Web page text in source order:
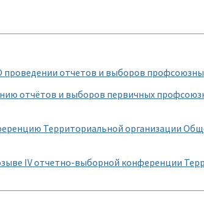
отчетов и выборов
отчётов и выборов первичных
Территориальной организации
IV отчетно-выборной конференции